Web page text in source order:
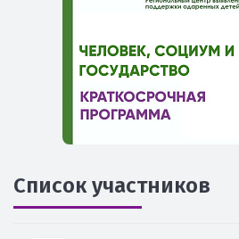
Список участников